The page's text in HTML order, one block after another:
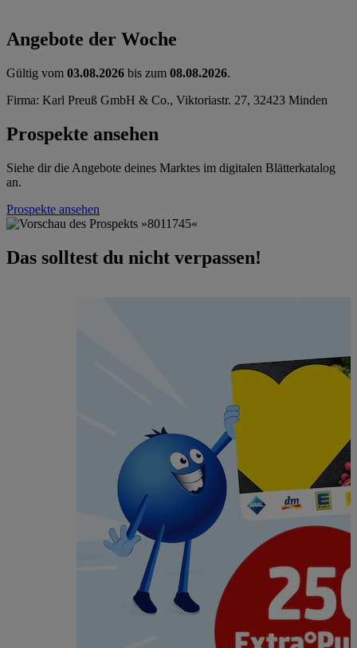
Angebote der Woche
Gültig vom 03.08.2026 bis zum 08.08.2026.
Firma: Karl Preuß GmbH & Co., Viktoriastr. 27, 32423 Minden
Prospekte ansehen
Siehe dir die Angebote deines Marktes im digitalen Blätterkatalog
an.
Prospekte ansehen
Das solltest du nicht verpassen!